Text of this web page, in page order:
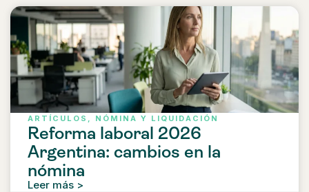
ARTÍCULOS NÓMINA Y LIQUIDACIÓN
Reforma laboral 2026
Argentina: cambios en la
nómina
Leer más >